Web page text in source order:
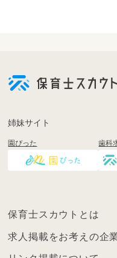
登
く
ン
姉妹サイト
園ぴった 歯科
保育士スカウトとは
求人掲載をお考えの企